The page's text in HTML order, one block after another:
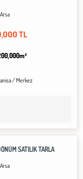
Arsa
TL
/ Merkez
SATILIK TARLA
Arsa